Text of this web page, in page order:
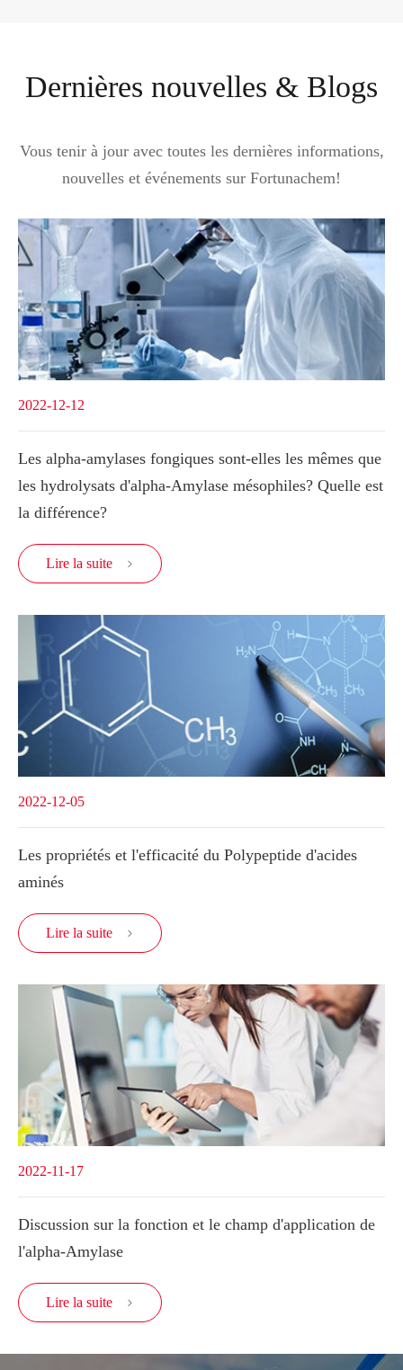
Dernières nouvelles & Blogs
Vous tenir à jour avec toutes les dernières informations,
nouvelles et événements sur Fortunachem!
2022-12-12
Les alpha-amylases fongiques sont-elles les mêmes que
les hydrolysats d'alpha-Amylase mésophiles? Quelle est
la différence?
Lire la suite 
2022-12-05
Les propriétés et l'efficacité du Polypeptide d'acides
aminés
Lire la suite 
2022-11-17
Discussion sur la fonction et le champ d'application de
l'alpha-Amylase
Lire la suite 